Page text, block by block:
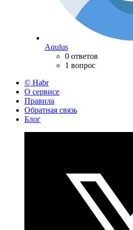
Aqulus
0 ответов
1 вопрос
© Habr
О сервисе
Правила
Обратная связь
Блог